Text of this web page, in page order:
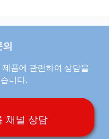
품에 관련하여 상담을
니다.
채널 상담